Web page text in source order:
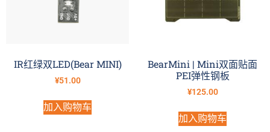
IR红绿双LED(Bear MINI)
¥51.00
加入购物车
BearMini | Mini双面贴面
PEI弹性钢板
¥125.00
加入购物车